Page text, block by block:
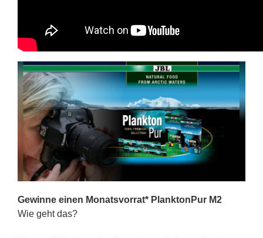
Gewinne einen Monatsvorrat* PlanktonPur M2
Wie geht das?